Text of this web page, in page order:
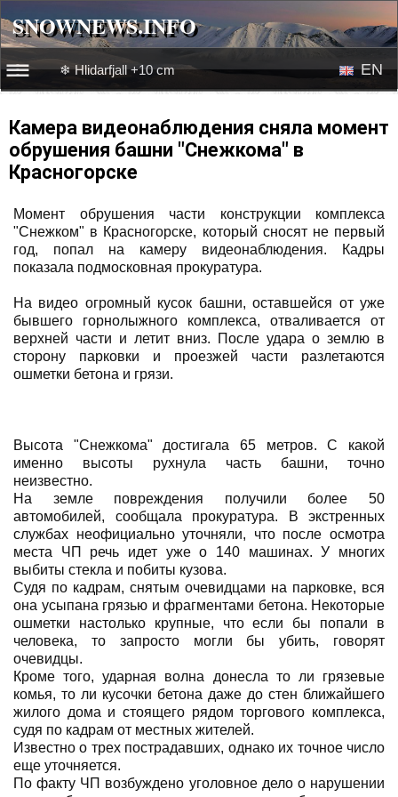
SNOWNEWS.INFO
☰☰
Webcams
❄ Hlidarfjall +10 cm EN
Камера видеонаблюдения сняла момент
обрушения башни "Снежкома" в
Красногорске
Момент обрушения части конструкции комплекса
"Снежком" в Красногорске, который сносят не первый
год, попал на камеру видеонаблюдения. Кадры
показала подмосковная прокуратура.
На видео огромный кусок башни, оставшейся от уже
бывшего горнолыжного комплекса, отваливается от
верхней части и летит вниз. После удара о землю в
сторону парковки и проезжей части разлетаются
ошметки бетона и грязи.
Высота "Снежкома" достигала 65 метров. С какой
именно высоты рухнула часть башни, точно
неизвестно.
На земле повреждения получили более 50
автомобилей, сообщала прокуратура. В экстренных
службах неофициально уточняли, что после осмотра
места ЧП речь идет уже о 140 машинах. У многих
выбиты стекла и побиты кузова.
Судя по кадрам, снятым очевидцами на парковке, вся
она усыпана грязью и фрагментами бетона. Некоторые
ошметки настолько крупные, что если бы попали в
человека, то запросто могли бы убить, говорят
очевидцы.
Кроме того, ударная волна донесла то ли грязевые
комья, то ли кусочки бетона даже до стен ближайшего
жилого дома и стоящего рядом торгового комплекса,
судя по кадрам от местных жителей.
Известно о трех пострадавших, однако их точное число
еще уточняется.
По факту ЧП возбуждено уголовное дело о нарушении